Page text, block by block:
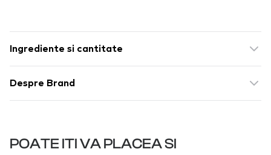
Ingrediente si cantitate
Despre Brand
POATE ITI VA PLACEA SI